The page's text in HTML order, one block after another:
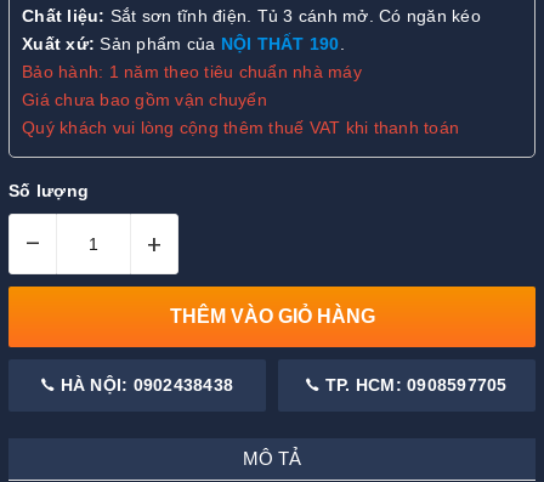
Chất liệu: Sắt sơn tĩnh điện. Tủ 3 cánh mở. Có ngăn kéo
Xuất xứ: Sản phẩm của NỘI THẤT 190.
Bảo hành: 1 năm theo tiêu chuẩn nhà máy
Giá chưa bao gồm vận chuyển
Quý khách vui lòng cộng thêm thuế VAT khi thanh toán
Số lượng
– +
THÊM VÀO GIỎ HÀNG
HÀ NỘI: 0902438438 TP. HCM: 0908597705
MÔ TẢ